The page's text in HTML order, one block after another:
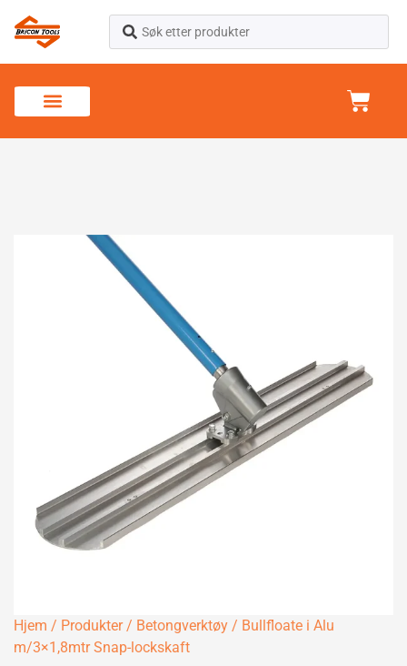
Hjem / Produkter/ Betongverktøy / Bullfloate i Alu
m/3×1,8mtr Snap-lockskaft